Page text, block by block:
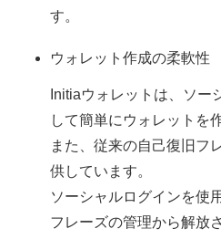
す。
ウォレット作成の柔軟性
Initiaウォレットは、ソー
して簡単にウォレットを
また、従来の自己復旧フ
供しています。
ソーシャルログインを使
フレーズの管理から解放